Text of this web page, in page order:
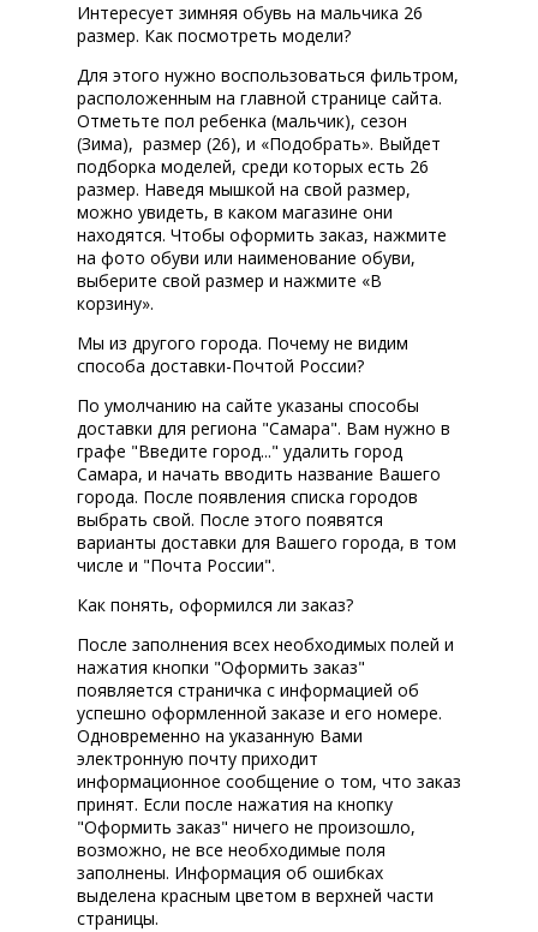
Интересует зимняя обувь на мальчика 26
размер. Как посмотреть модели?
Для этого нужно воспользоваться фильтром,
расположенным на главной странице сайта.
Отметьте пол ребенка (мальчик), сезон
(Зима), размер (26), и «Подобрать». Выйдет
подборка моделей, среди которых есть 26
размер. Наведя мышкой на свой размер,
можно увидеть, в каком магазине они
находятся. Чтобы оформить заказ, нажмите
на фото обуви или наименование обуви,
выберите свой размер и нажмите «В
корзину».
Мы из другого города. Почему не видим
способа доставки-Почтой России?
По умолчанию на сайте указаны способы
доставки для региона "Самара". Вам нужно в
графе "Введите город..." удалить город
Самара, и начать вводить название Вашего
города. После появления списка городов
выбрать свой. После этого появятся
варианты доставки для Вашего города, в том
числе и "Почта России".
Как понять, оформился ли заказ?
После заполнения всех необходимых полей и
нажатия кнопки "Оформить заказ"
появляется страничка с информацией об
успешно оформленной заказе и его номере.
Одновременно на указанную Вами
электронную почту приходит
информационное сообщение о том, что заказ
принят. Если после нажатия на кнопку
"Оформить заказ" ничего не произошло,
возможно, не все необходимые поля
заполнены. Информация об ошибках
выделена красным цветом в верхней части
страницы.